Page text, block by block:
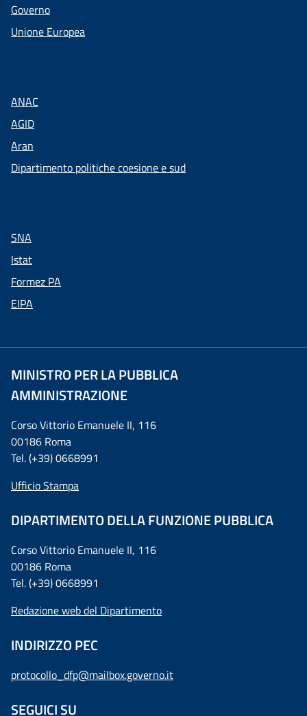
Governo
Unione Europea
ANAC
AGID
Aran
Dipartimento politiche coesione e sud
SNA
Istat
Formez PA
EIPA
MINISTRO PER LA PUBBLICA
AMMINISTRAZIONE
Corso Vittorio Emanuele II, 116
00186 Roma
Tel. (+39) 0668991
Ufficio Stampa
DIPARTIMENTO DELLA FUNZIONE PUBBLICA
Corso Vittorio Emanuele II, 116
00186 Roma
Tel. (+39) 0668991
Redazione web del Dipartimento
INDIRIZZO PEC
protocollo_dfp@mailbox.governo.it
SEGUICI SU